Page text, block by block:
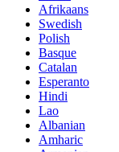
Afrikaans
Swedish
Polish
Basque
Catalan
Esperanto
Hindi
Lao
Albanian
Amharic